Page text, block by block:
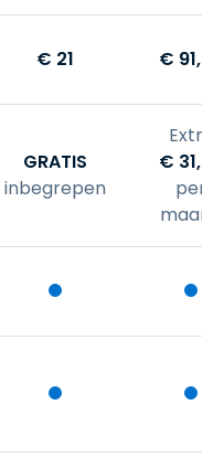
€ 21 € 91,
GRATIS
inbegrepen
Extra
€ 31,
per
maand